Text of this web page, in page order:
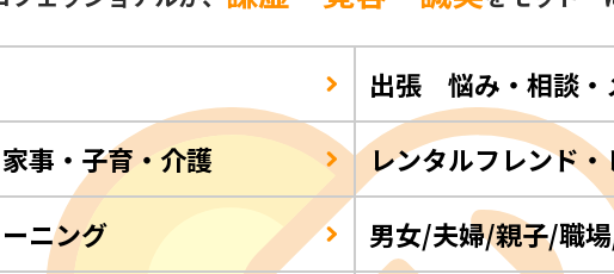
出張 悩み・相談・
事・子育・介護
レンタルフレンド
ニング
男女/夫婦/親子/職